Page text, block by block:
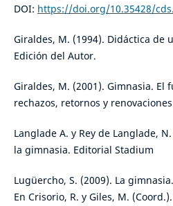
DOI: https://doi.org/10.35428/
Giraldes, M. (1994). Didáctica de
Edición del Autor.
Giraldes, M. (2001). Gimnasia. El
rechazos, retornos y
Langlade A. y Rey de Langlade,
la gimnasia. Editorial Stadium
Lugüercho, S. (2009). La
En Crisorio, R. y Giles, M.